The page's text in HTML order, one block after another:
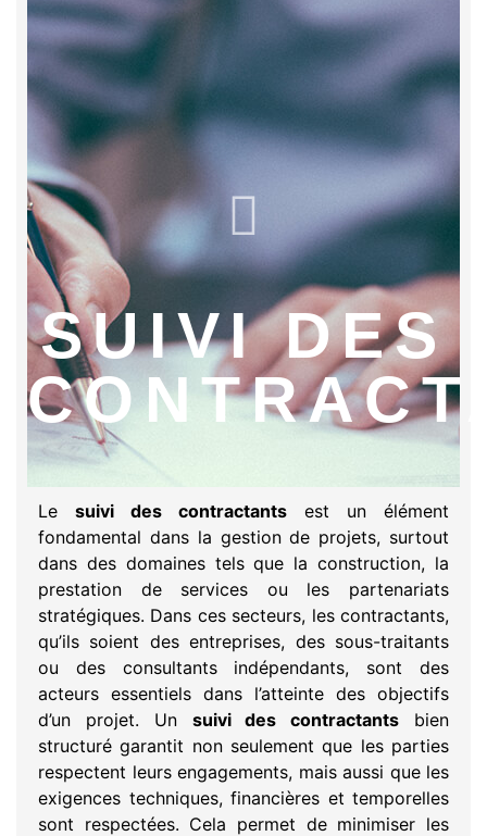
SUIVI DES
Le suivi des contractants est un élément
fondamental dans la gestion de projets, surtout
dans des domaines tels que la construction, la
prestation de services ou les partenariats
stratégiques. Dans ces secteurs, les contractants,
qu’ils soient des entreprises, des sous-traitants
ou des consultants indépendants, sont des
acteurs essentiels dans l’atteinte des objectifs
d’un projet. Un suivi des contractants bien
structuré garantit non seulement que les parties
respectent leurs engagements, mais aussi que les
exigences techniques, financières et temporelles
sont respectées. Cela permet de minimiser les